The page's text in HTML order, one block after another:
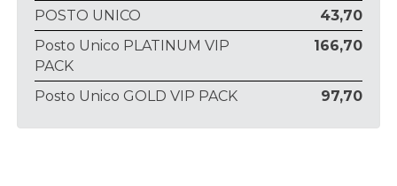
POSTO UNICO
43,70
Posto Unico PLATINUM VIP
PACK
166,70
Posto Unico GOLD VIP PACK 97,70